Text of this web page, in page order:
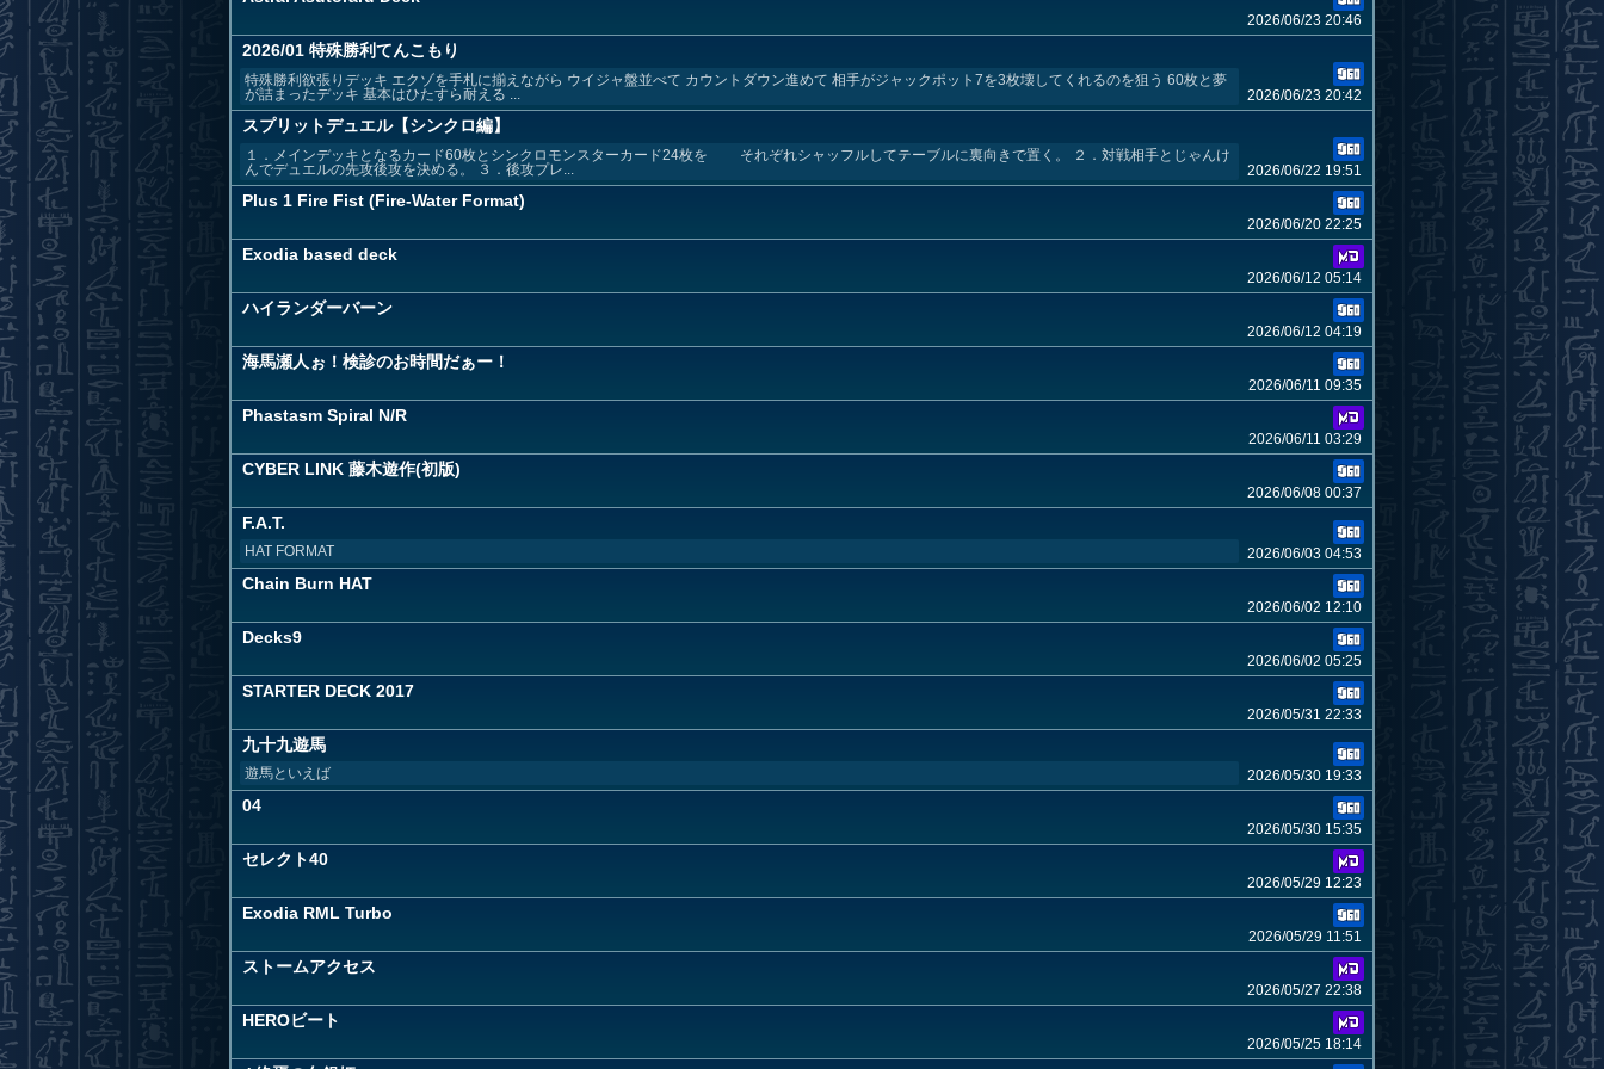
2026/06/23 20:46
2026/01 特殊勝利てんこもり
特殊勝利欲張りデッキ エクゾを手札に揃えながら ウイジャ盤並べて カウントダウン進めて 相手がジャックポット7を3枚壊してくれるのを狙う 60枚と夢
が詰まったデッキ 基本はひたすら耐える ...
2026/06/23 20:42
スプリットデュエル【シンクロ編】
１．メインデッキとなるカード60枚とシンクロモンスターカード24枚を それぞれシャッフルしてテーブルに裏向きで置く。 ２．対戦相手とじゃんけ
んでデュエルの先攻後攻を決める。 ３．後攻プレ...
2026/06/22 19:51
Plus 1 Fire Fist (Fire-Water Format)
2026/06/20 22:25
Exodia based deck
2026/06/12 05:14
ハイランダーバーン
2026/06/12 04:19
海馬瀬人ぉ！検診のお時間だぁー！
2026/06/11 09:35
Phastasm Spiral N/R
2026/06/11 03:29
CYBER LINK 藤木遊作(初版)
2026/06/08 00:37
F.A.T.
HAT FORMAT 2026/06/03 04:53
Chain Burn HAT
2026/06/02 12:10
Decks9
2026/06/02 05:25
STARTER DECK 2017
2026/05/31 22:33
九十九遊馬
遊馬といえば 2026/05/30 19:33
04
2026/05/30 15:35
セレクト40
2026/05/29 12:23
Exodia RML Turbo
2026/05/29 11:51
ストームアクセス
2026/05/27 22:38
HEROビート
2026/05/25 18:14